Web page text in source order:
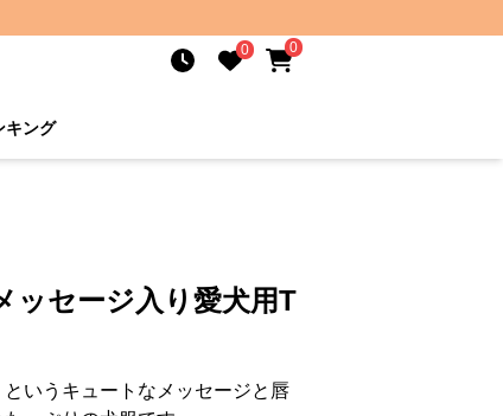
0 0
キング
ッセージ入り愛犬用T
いうキュートなメッセージと唇